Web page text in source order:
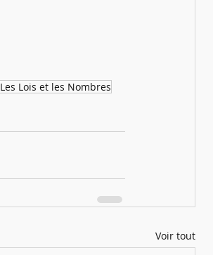
Les Lois et les Nombres
Voir tout